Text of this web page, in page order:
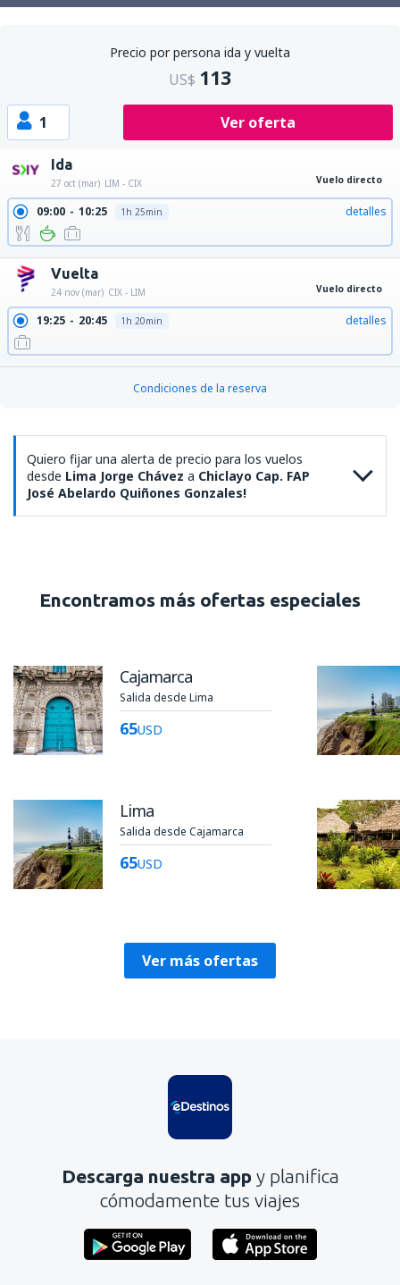
Precio por persona ida y vuelta
US$ 113
1 Ver oferta
Ida
27 oct (mar) LIM - CIX Vuelo directo
09:00 10:25 1h 25min detalles
Vuelta
24 nov (mar) CIX - LIM Vuelo directo
19:25 20:45 1h 20min detalles
Condiciones de la reserva
Quiero fijar una alerta de precio para los vuelos
desde Lima Jorge Chávez a Chiclayo Cap. FAP
José Abelardo Quiñones Gonzales!
Encontramos más ofertas especiales
Cajamarca
Salida desde Lima
65USD
Lima
Salida desde Cajamarca
65USD
Ver más ofertas
Descarga nuestra app y planifica
cómodamente tus viajes